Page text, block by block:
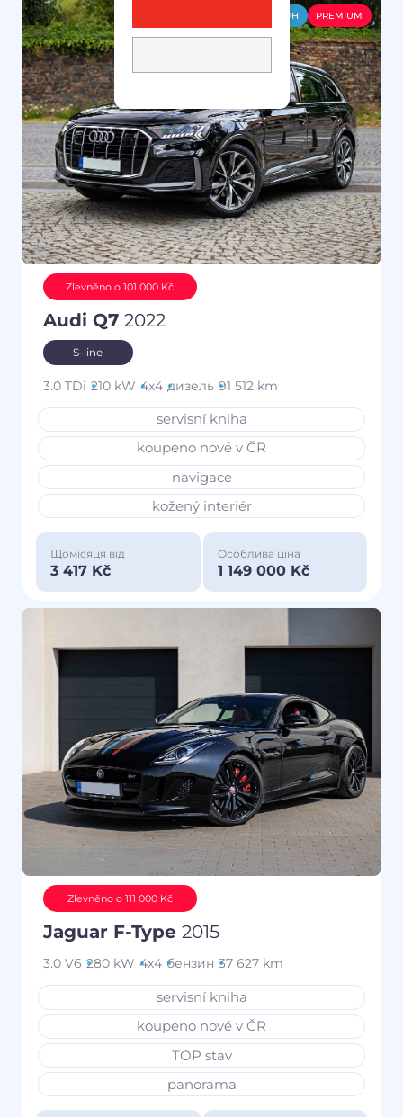
-DPH PREMIUM
Zlevněno o 101 000 Kč
Audi Q7 2022
S-line
3.0 TDi 210 kW 4x4 дизель 91 512 km
servisní kniha
koupeno nové v ČR
navigace
kožený interiér
Щомісяця від
3 417 Kč
Особлива ціна
1 149 000 Kč
Zlevněno o 111 000 Kč
Jaguar F-Type 2015
3.0 V6 280 kW 4x4 бензин 37 627 km
servisní kniha
koupeno nové v ČR
TOP stav
panorama